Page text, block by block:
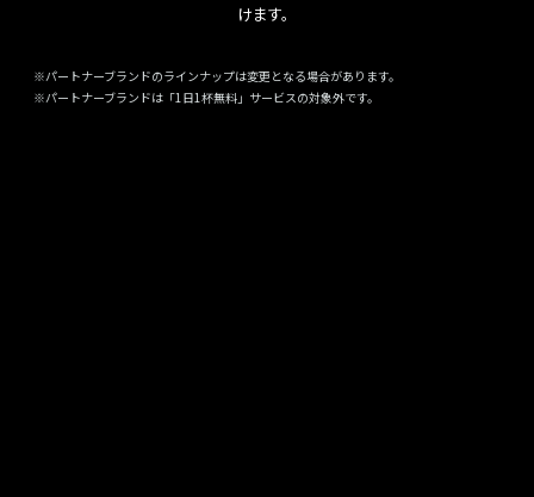
けます。
※パートナーブランドのラインナップは変更となる場合があります。
※パートナーブランドは「1日1杯無料」サービスの対象外です。